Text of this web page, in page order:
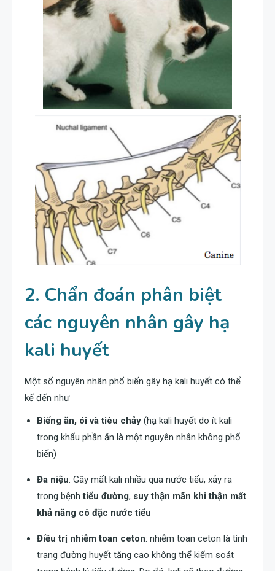
2. Chẩn đoán phân biệt
các nguyên nhân gây hạ
kali huyết
Một số nguyên nhân phổ biến gây hạ kali huyết có thể
kể đến như
Biếng ăn, ói và tiêu chảy (hạ kali huyết do ít kali
trong khẩu phần ăn là một nguyên nhân không phổ
biến)
Đa niệu: Gây mất kali nhiều qua nước tiểu, xảy ra
trong bệnhtiểu đường, suy thận mãn khi thận mất
khả năng cô đặc nước tiểu
Điều trị nhiễm toan ceton: nhiễm toan ceton là tình
trạng đường huyết tăng cao không thể kiểm soát